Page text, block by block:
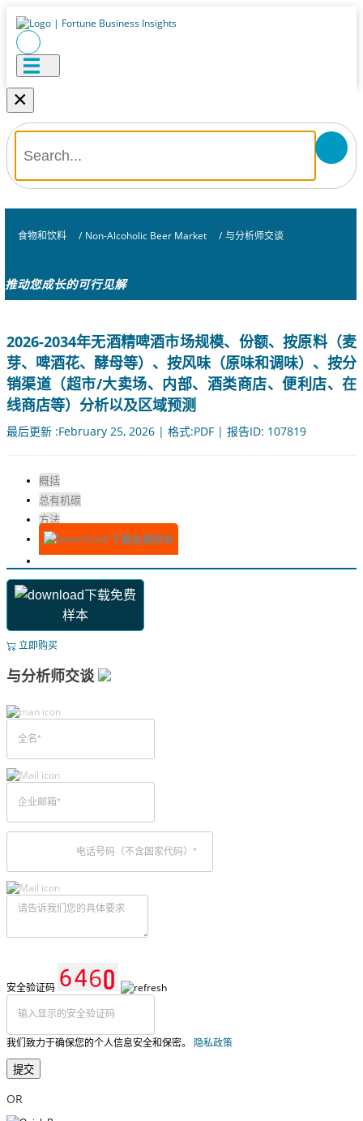
×
食物和饮料 / Non-Alcoholic Beer Market / 与分析师交谈
推动您成长的可行见解
2026-2034年无酒精啤酒市场规模、份额、按原料（麦
芽、啤酒花、酵母等）、按风味（原味和调味）、按分
销渠道（超市/大卖场、内部、酒类商店、便利店、在
线商店等）分析以及区域预测
最后更新 :February 25, 2026 | 格式:PDF | 报告ID: 107819
概括
总有机碳
方法
下载免费样本
下载免费
样本
立即购买
与分析师交谈
安全验证码
我们致力于确保您的个人信息安全和保密。 隐私政策
提交
OR